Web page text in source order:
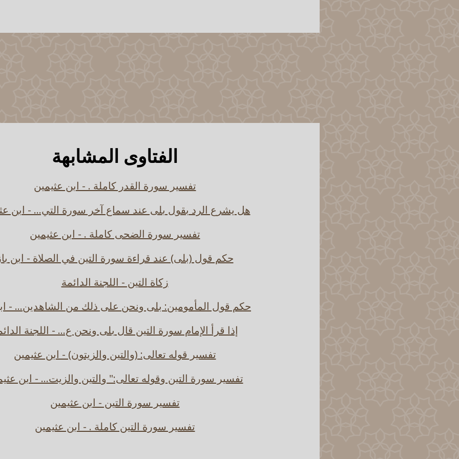
الفتاوى المشابهة
تفسير سورة القدر كاملة . - ابن عثيمين
هل يشرع الرد بقول بلى عند سماع آخر سورة التي... - ابن
تفسير سورة الضحى كاملة . - ابن عثيمين
حكم قول (بلى) عند قراءة سورة التين في الصلاة - ابن
زكاة التين - اللجنة الدائمة
حكم قول المأمومين: بلى ونحن على ذلك من الشاهدين... -
إذا قرأ الإمام سورة التين قال بلى ونحن ع... - اللجنة
تفسير قوله تعالى: (والتين والزيتون) - ابن عثيمين
تفسير سورة التين وقوله تعالى:" والتين والزيت... - ابن
تفسير سورة التين - ابن عثيمين
تفسير سورة التين كاملة . - ابن عثيمين